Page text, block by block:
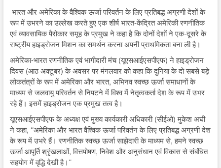
भारत और अमेरिका के वैश्विक ऊर्जा परिवर्तन के लिए प्रतिबद्ध अग्रणी देशों के
रूप में उभरने का उल्लेख करते हुए एक शीर्ष भारत-केंद्रित अमेरिकी रणनीतिक
एवं व्यावसायिक पैरोकार समूह के प्रमुख ने कहा है कि दोनों देशों ने एक-दूसरे के
राष्ट्रीय हाइड्रोजन मिशन का समर्थन करना अपनी प्राथमिकता बना ली है।
अमेरिका-भारत रणनीतिक एवं भागीदारी मंच (यूएसआईएसपीएफ) ने हाइड्रोजन
दिवस (आठ अक्टूबर) के अवसर पर मंगलवार को कहा कि दुनिया के दो सबसे बड़े
लोकतंत्रों के रूप में अमेरिका और भारत, अभिनव स्वच्छ ऊर्जा समाधानों के
माध्यम से जलवायु परिवर्तन से निपटने में विश्व में नेतृत्वकर्ता देश के रूप में उभर
रहे हैं। इसमें हाइड्रोजन एक प्रमुख तत्व है।
यूएसआईएसपीएफ के अध्यक्ष एवं मुख्य कार्यकारी अधिकारी (सीईओ) मुकेश अघी
ने कहा, ‘‘अमेरिका और भारत वैश्विक ऊर्जा परिवर्तन के लिए प्रतिबद्ध अग्रणी देश
के रूप में उभरे हैं। रणनीतिक स्वच्छ ऊर्जा साझेदारी के माध्यम से, हमने स्वच्छ
ऊर्जा आपूर्ति श्रृंखलाओं, वित्तपोषण, निवेश और अनुसंधान एवं विकास से संबंधित
सहयोग में वृद्धि देखी है।’’